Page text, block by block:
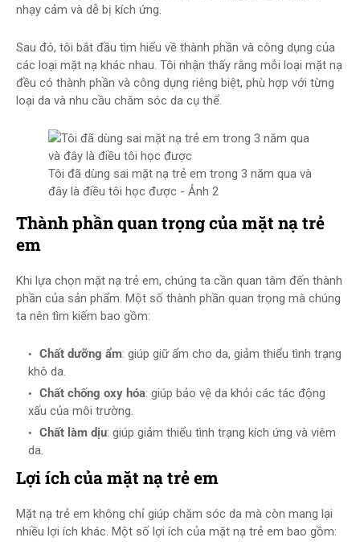
nhạy cảm và dễ bị kích ứng.
Sau đó, tôi bắt đầu tìm hiểu về thành phần và công dụng của
các loại mặt nạ khác nhau. Tôi nhận thấy rằng mỗi loại mặt nạ
đều có thành phần và công dụng riêng biệt, phù hợp với từng
loại da và nhu cầu chăm sóc da cụ thể.
Tôi đã dùng sai mặt nạ trẻ em trong 3 năm qua và
đây là điều tôi học được - Ảnh 2
Thành phần quan trọng của mặt nạ trẻ
em
Khi lựa chọn mặt nạ trẻ em, chúng ta cần quan tâm đến thành
phần của sản phẩm. Một số thành phần quan trọng mà chúng
ta nên tìm kiếm bao gồm:
Chất dưỡng ẩm: giúp giữ ẩm cho da, giảm thiểu tình trạng
khô da.
Chất chống oxy hóa: giúp bảo vệ da khỏi các tác động
xấu của môi trường.
Chất làm dịu: giúp giảm thiểu tình trạng kích ứng và viêm
da.
Lợi ích của mặt nạ trẻ em
Mặt nạ trẻ em không chỉ giúp chăm sóc da mà còn mang lại
nhiều lợi ích khác. Một số lợi ích của mặt nạ trẻ em bao gồm: